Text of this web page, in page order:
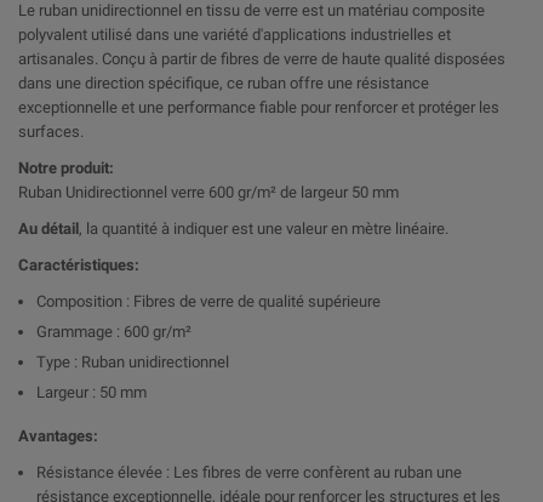
Le ruban unidirectionnel en tissu de verre est un matériau composite
polyvalent utilisé dans une variété d'applications industrielles et
artisanales. Conçu à partir de fibres de verre de haute qualité disposées
dans une direction spécifique, ce ruban offre une résistance
exceptionnelle et une performance fiable pour renforcer et protéger les
surfaces.
Notre produit:
Ruban Unidirectionnel verre 600 gr/m² de largeur 50 mm
Au détail , la quantité à indiquer est une valeur en mètre linéaire.
Caractéristiques:
Composition : Fibres de verre de qualité supérieure
Grammage : 600 gr/m²
Type : Ruban unidirectionnel
Largeur : 50 mm
Avantages:
Résistance élevée : Les fibres de verre confèrent au ruban une
résistance exceptionnelle, idéale pour renforcer les structures et les